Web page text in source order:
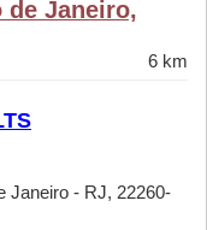
de Janeiro,
6 km
Janeiro - RJ, 22260-